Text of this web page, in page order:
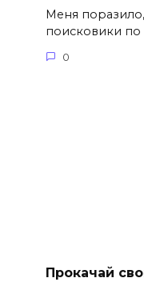
Меня
поисковики по
0
Прокачай